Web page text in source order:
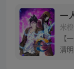
一
米
【
清